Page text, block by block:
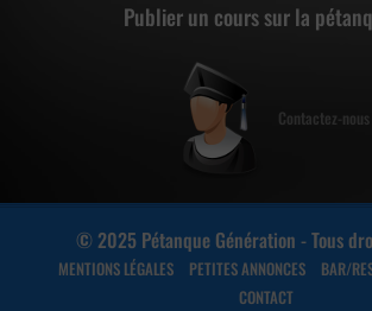
Publier un cours sur la
Contactez-
© 2025 Pétanque Génération - Tous
MENTIONS LÉGALES PETITES ANNONCES BAR/
CONTACT